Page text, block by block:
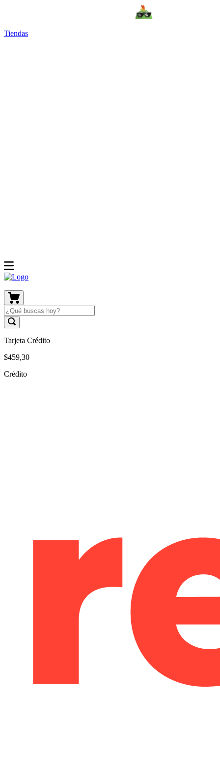
Tiendas
Tarjeta Crédito
$459,30
Crédito